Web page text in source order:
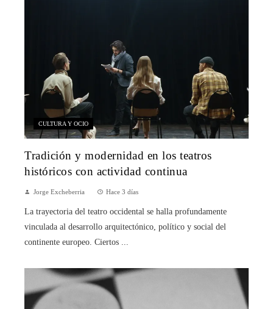
CULTURA Y OCIO
Tradición y modernidad en los teatros
históricos con actividad continua
Jorge Excheberria Hace 3 días
La trayectoria del teatro occidental se halla profundamente
vinculada al desarrollo arquitectónico, político y social del
continente europeo. Ciertos ...